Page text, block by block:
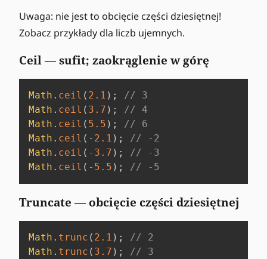
Uwaga: nie jest to obcięcie części dziesiętnej!
Zobacz przykłady dla liczb ujemnych.
Ceil — sufit; zaokrąglenie w górę
Math . ceil ( 2.1 ) ;
// 3
Math . ceil ( 3.7 ) ;
// 4
Math . ceil ( 5.5 ) ;
// 6
Math . ceil ( - 2.1 ) ;
// -2
Math . ceil ( - 3.7 ) ;
// -3
Math . ceil ( - 5.5 ) ; // -5
Truncate — obcięcie części dziesiętnej
Math . trunc ( 2.1 ) ;
// 2
Math . trunc ( 3.7 ) ;
// 3